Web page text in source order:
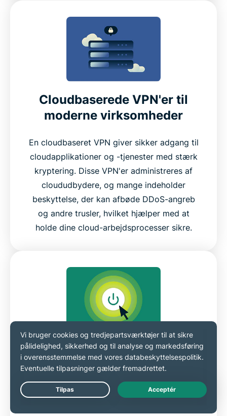
Cloudbaserede VPN'er til
moderne virksomheder
En cloudbaseret VPN giver sikker adgang til
cloudapplikationer og -tjenester med stærk
kryptering. Disse VPN'er administreres af
cloududbydere, og mange indeholder
beskyttelse, der kan afbøde DDoS-angreb
og andre trusler, hvilket hjælper med at
holde dine cloud-arbejdsprocesser sikre.
VPN-gateways til sikre
netværk
For organisationer, der administrerer
Live Chat